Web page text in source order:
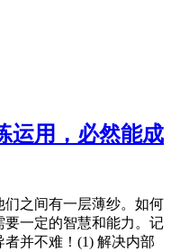
运用，必然能成
之间有一层薄纱。如何
一定的智慧和能力。记
并不难！(1) 解决内部